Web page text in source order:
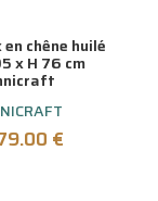
chêne huilé
x H 76 cm
€